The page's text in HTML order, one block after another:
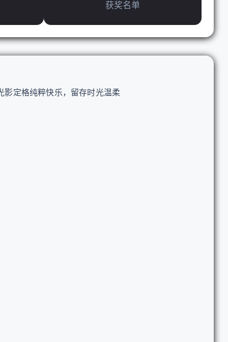
获奖名单
影定格纯粹快乐，留存时光温柔